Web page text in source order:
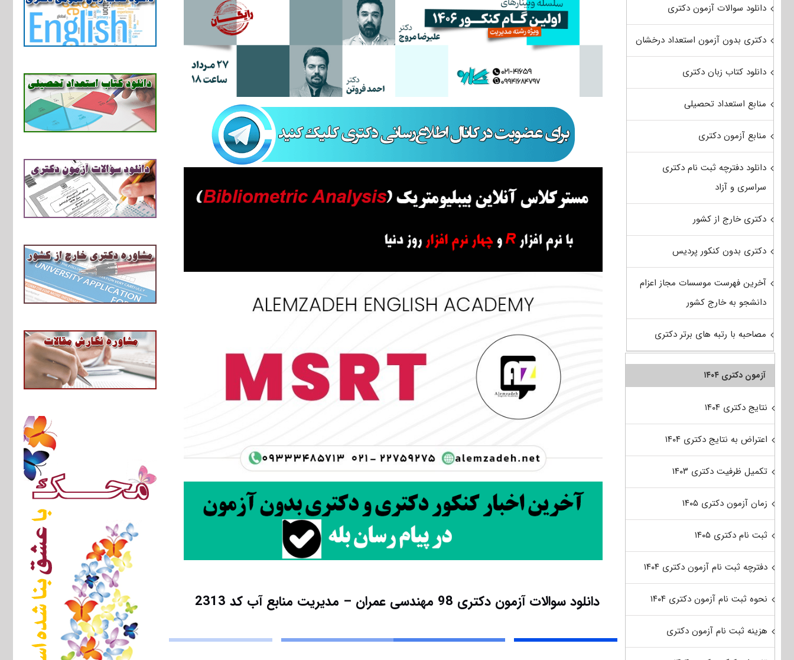
دانلود سوالات آزمون دکتری 98 مهندسی عمران – مدیریت منابع آب کد 2313
دانلود سوالات آزمون دکتری
دکتری بدون آزمون استعداد درخشان
دانلود کتاب زبان دکتری
منابع استعداد تحصیلی
منابع آزمون دکتری
دانلود دفترچه ثبت نام دکتری
سراسری و آزاد
دکتری خارج از کشور
دکتری بدون کنکور پردیس
آخرین فهرست موسسات مجاز اعزام
دانشجو به خارج کشور
مصاحبه با رتبه های برتر دکتری
آزمون دکتری ۱۴۰۴
نتایج دکتری ۱۴۰۴
اعتراض به نتایج دکتری ۱۴۰۴
تکمیل ظرفیت دکتری ۱۴۰۳
زمان آزمون دکتری ۱۴۰۵
ثبت نام دکتری ۱۴۰۵
دفترچه ثبت نام آزمون دکتری ۱۴۰۴
نحوه ثبت نام آزمون دکتری ۱۴۰۴
هزینه ثبت نام آزمون دکتری